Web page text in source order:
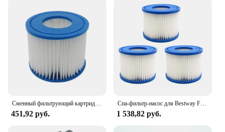
451,92 руб.
Спа-фильтр-насос для Bestway Flowclear, размер VI, Сменный фильтр-картридж для Lay-Z-Spa - Miami Vegas, пальмовые пружины, Париж
1 538,82 руб.